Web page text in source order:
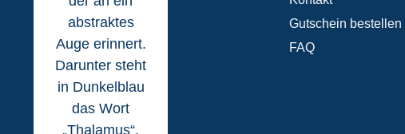
Gutschein bestellen
FAQ